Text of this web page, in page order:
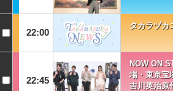
22:00
タカラヅカ
22:45
NOW ON
場・東京
吉川英治原